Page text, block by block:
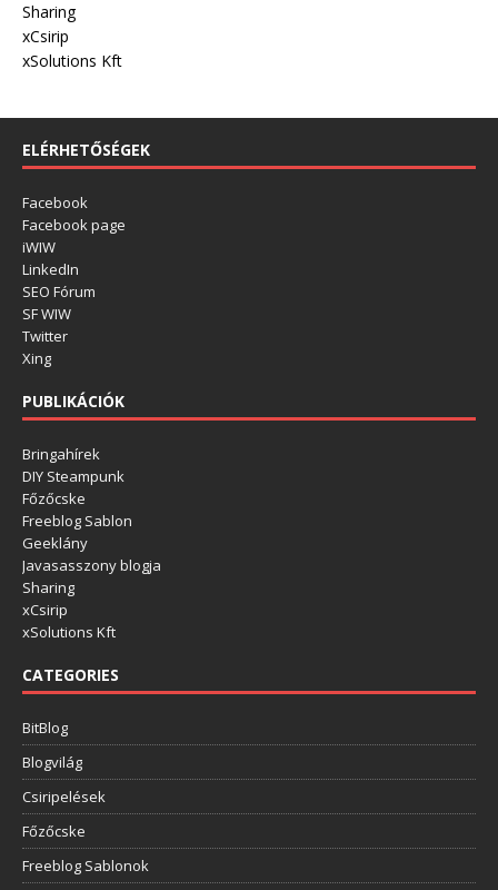
Sharing
xCsirip
xSolutions Kft
ELÉRHETŐSÉGEK
Facebook
Facebook page
iWIW
LinkedIn
SEO Fórum
SF WIW
Twitter
Xing
PUBLIKÁCIÓK
Bringahírek
DIY Steampunk
Főzőcske
Freeblog Sablon
Geeklány
Javasasszony blogja
Sharing
xCsirip
xSolutions Kft
CATEGORIES
BitBlog
Blogvilág
Csiripelések
Főzőcske
Freeblog Sablonok